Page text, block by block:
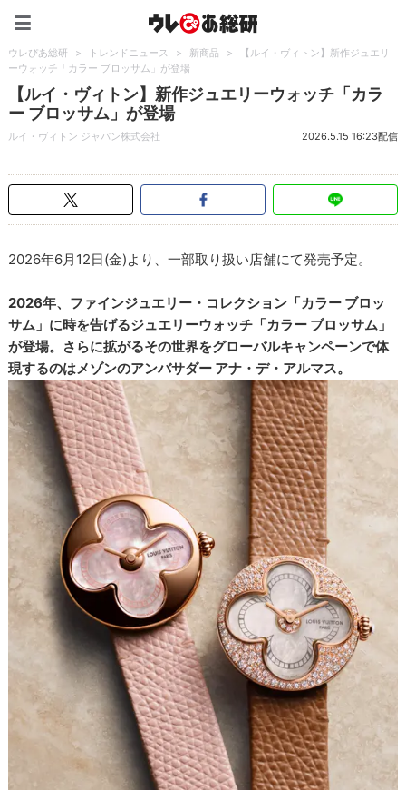
ウレぴあ総研 > トレンドニュース > 新商品 >
【ルイ・ヴィトン】新作ジュエリ
ーウォッチ「カラー ブロッサム」が登場
【ルイ・ヴィトン】新作ジュエリーウォッチ「カラ
ー ブロッサム」が登場
ルイ・ヴィトン ジャパン株式会社 2026.5.15 16:23配信
2026年6月12日(金)より、一部取り扱い店舗にて発売予定。
2026年、ファインジュエリー・コレクション「カラー ブロッ
サム」に時を告げるジュエリーウォッチ「カラー ブロッサム」
が登場。さらに拡がるその世界をグローバルキャンペーンで体
現するのはメゾンのアンバサダー アナ・デ・アルマス。